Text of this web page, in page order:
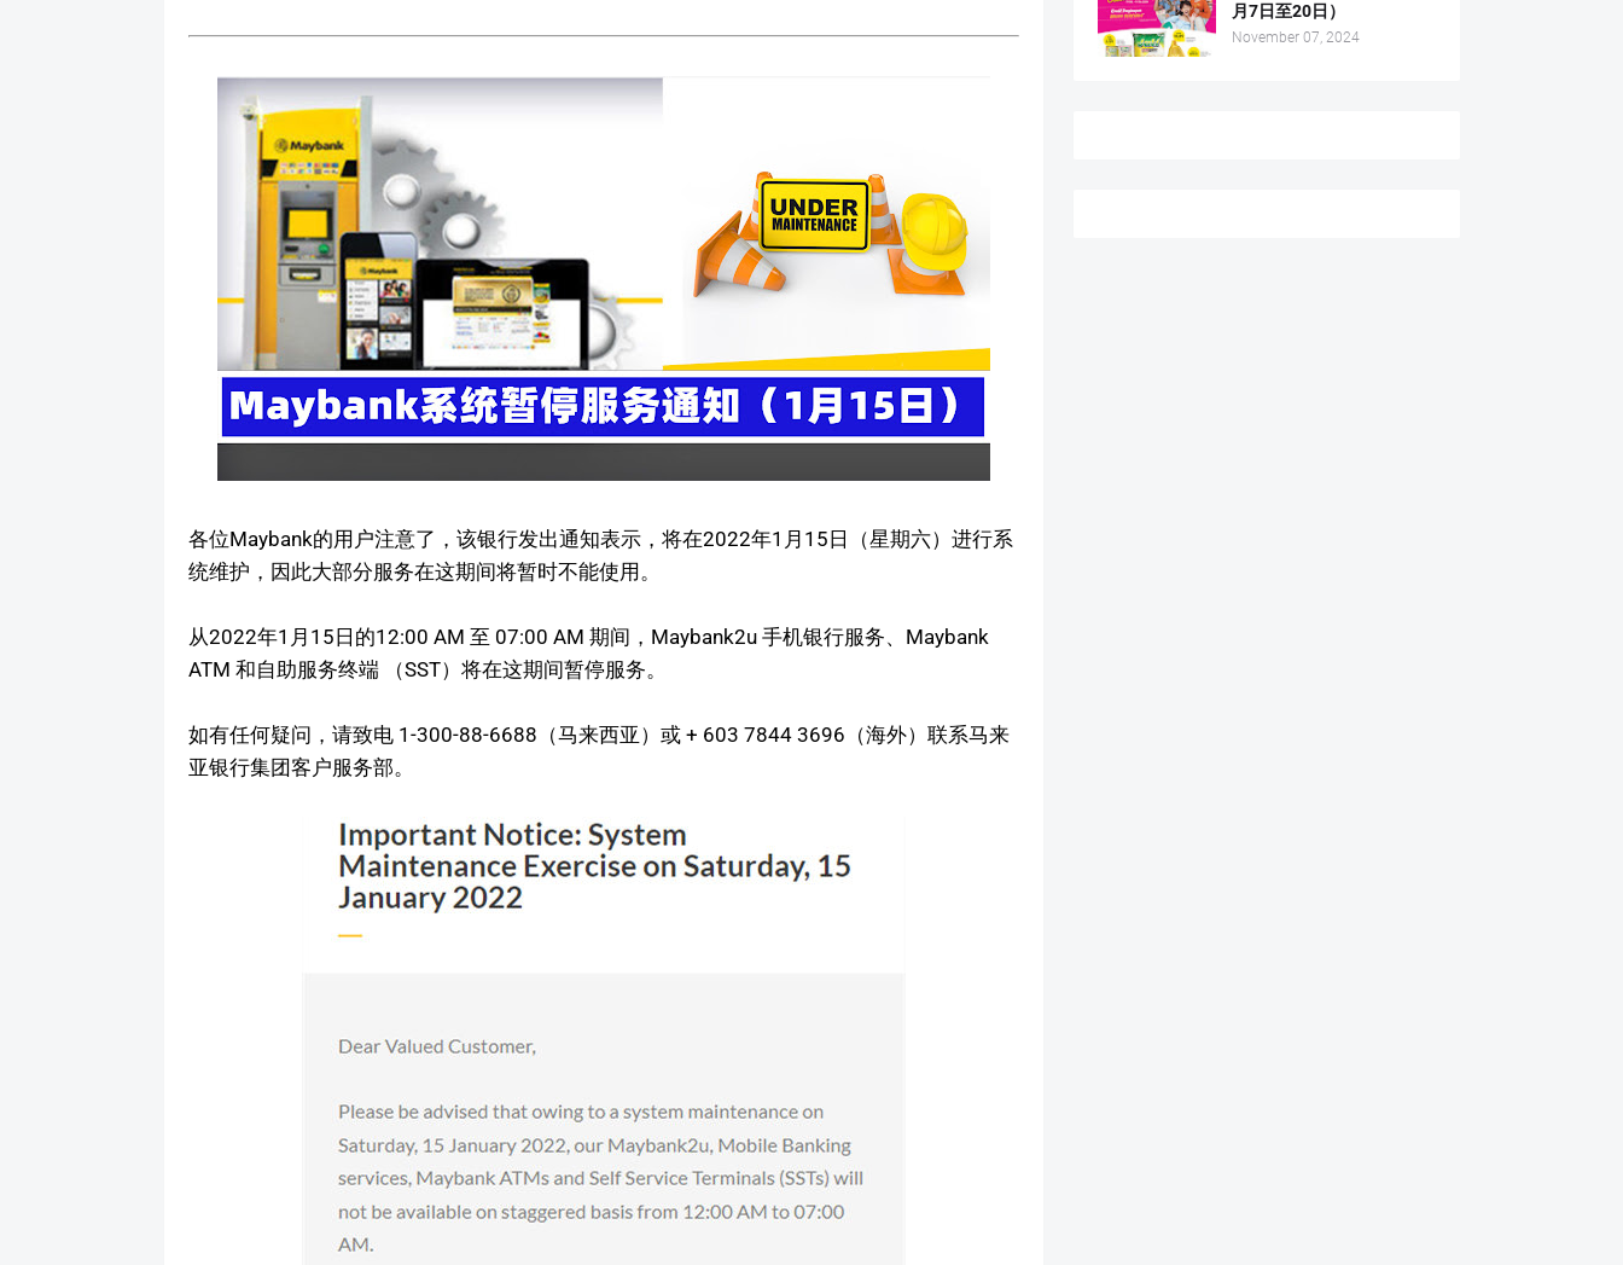
各位Maybank的用户注意了，该银行发出通知表示，将在2022年1月15日（星期六）进行系
统维护，因此大部分服务在这期间将暂时不能使用。
从2022年1月15日的12:00 AM 至 07:00 AM 期间，Maybank2u 手机银行服务、Maybank
ATM 和自助服务终端 （SST）将在这期间暂停服务。
如有任何疑问，请致电 1-300-88-6688（马来西亚）或 + 603 7844 3696（海外）联系马来
亚银行集团客户服务部。
月7日至20日）
November 07, 2024